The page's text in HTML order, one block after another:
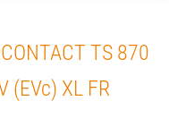
TS 870
(EVc) XL FR